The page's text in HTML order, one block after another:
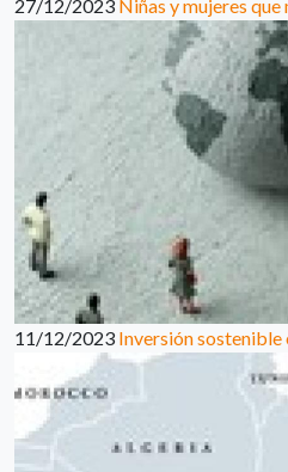
27/12/2023 Niñas y mujeres que
11/12/2023 Inversión sostenible